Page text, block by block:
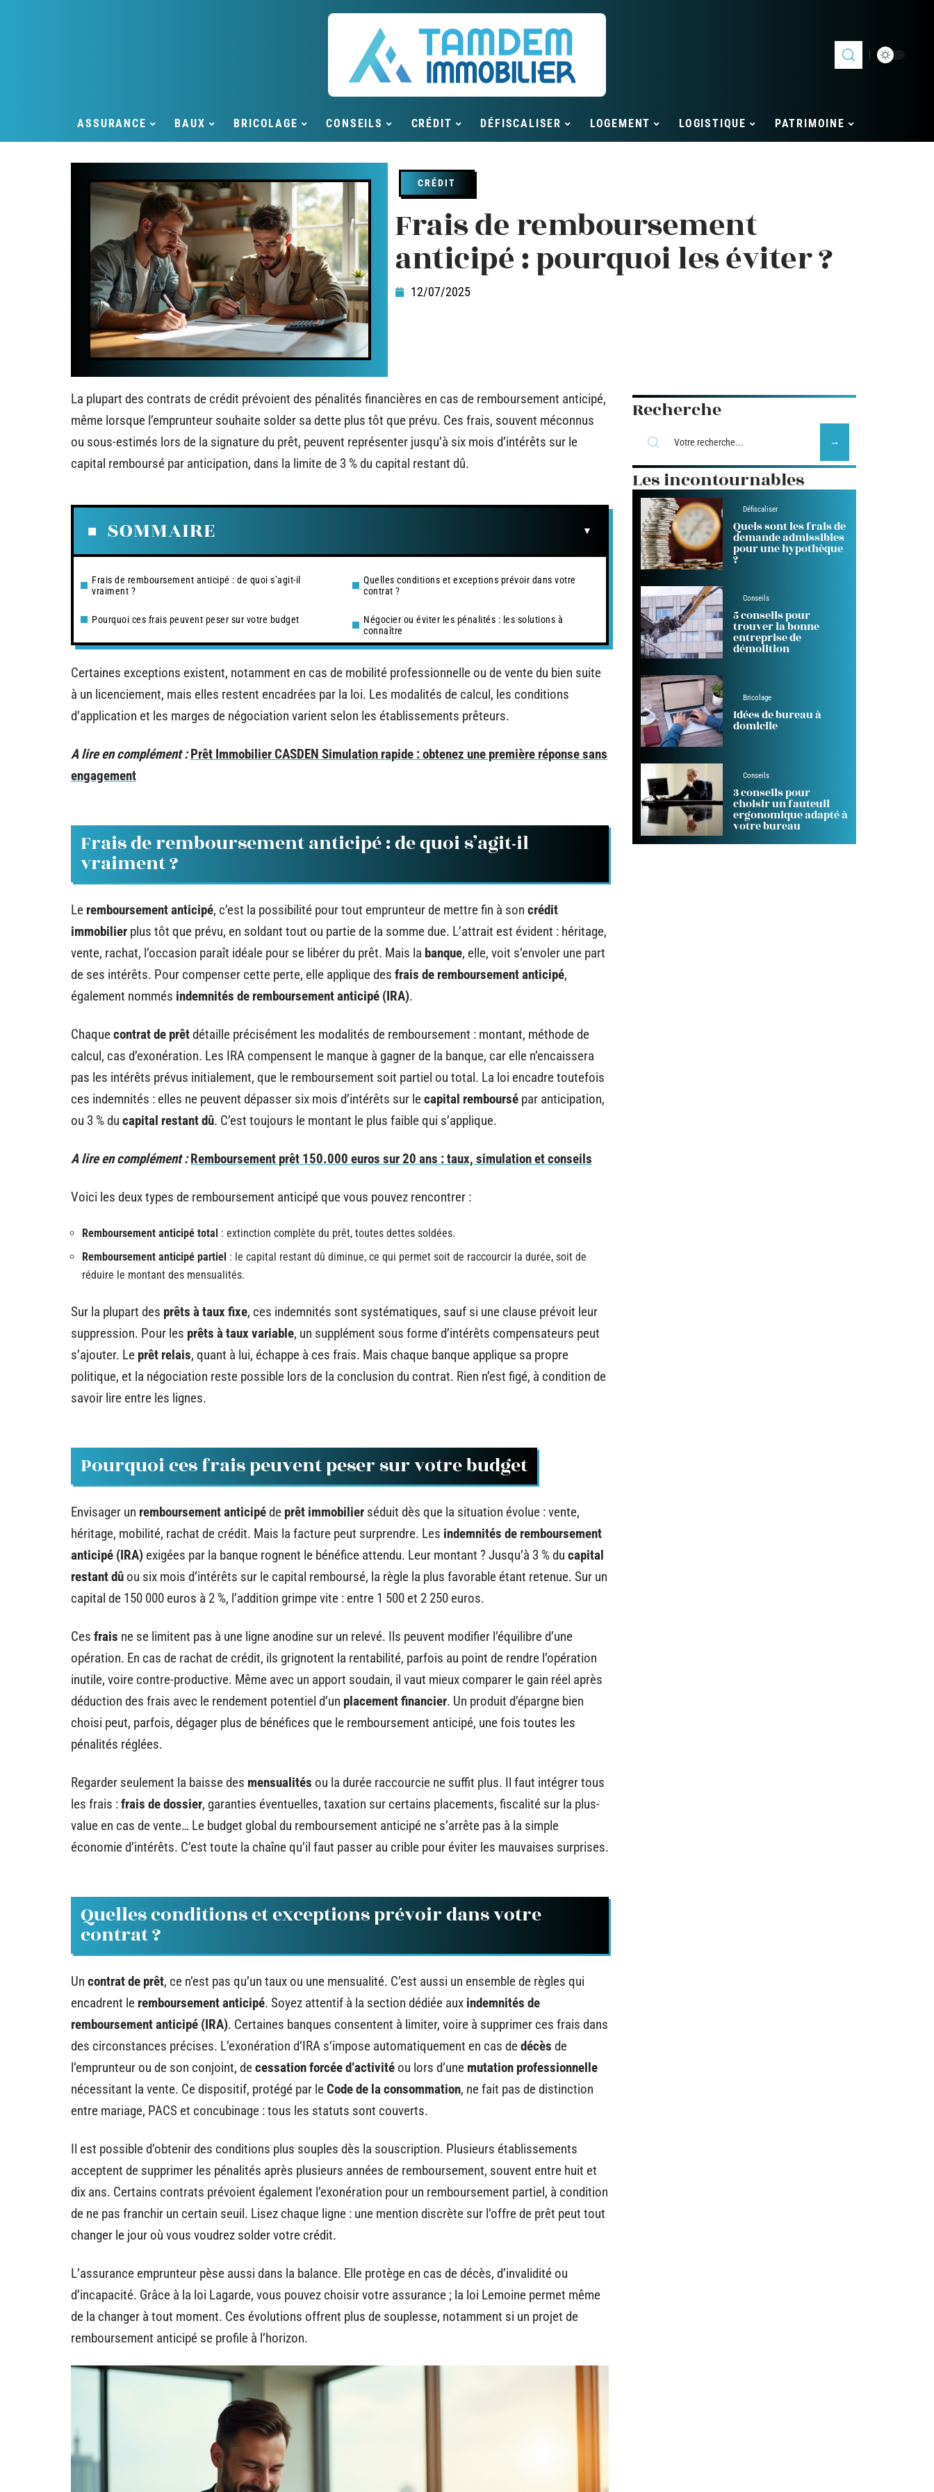
ASSURANCE BAUX BRICOLAGE CONSEILS CRÉDIT DÉFISCALISER LOGEMENT LOGISTIQUE PATRIMOINE
CRÉDIT
Frais de remboursement
anticipé : pourquoi les éviter ?
12/07/2025
La plupart des contrats de crédit prévoient des pénalités financières en cas de remboursement anticipé,
même lorsque l’emprunteur souhaite solder sa dette plus tôt que prévu. Ces frais, souvent méconnus
ou sous-estimés lors de la signature du prêt, peuvent représenter jusqu’à six mois d’intérêts sur le
capital remboursé par anticipation, dans la limite de 3 % du capital restant dû.
SOMMAIRE
Frais de remboursement anticipé : de quoi s’agit-il
vraiment ?
Pourquoi ces frais peuvent peser sur votre budget
Quelles conditions et exceptions prévoir dans votre
contrat ?
Négocier ou éviter les pénalités : les solutions à
connaître
Certaines exceptions existent, notamment en cas de mobilité professionnelle ou de vente du bien suite
à un licenciement, mais elles restent encadrées par la loi. Les modalités de calcul, les conditions
d’application et les marges de négociation varient selon les établissements prêteurs.
A lire en complément : Prêt Immobilier CASDEN Simulation rapide : obtenez une première réponse sans
engagement
Frais de remboursement anticipé : de quoi s’agit-il
vraiment ?
Le remboursement anticipé, c’est la possibilité pour tout emprunteur de mettre fin à son crédit
immobilier plus tôt que prévu, en soldant tout ou partie de la somme due. L’attrait est évident : héritage,
vente, rachat, l’occasion paraît idéale pour se libérer du prêt. Mais la banque, elle, voit s’envoler une part
de ses intérêts. Pour compenser cette perte, elle applique des frais de remboursement anticipé,
également nommés indemnités de remboursement anticipé (IRA).
Chaquecontrat de prêtdétaille précisément les modalités de remboursement : montant, méthode de
calcul, cas d’exonération. Les IRA compensent le manque à gagner de la banque, car elle n’encaissera
pas les intérêts prévus initialement, que le remboursement soit partiel ou total. La loi encadre toutefois
ces indemnités : elles ne peuvent dépasser six mois d’intérêts sur lecapital remboursé par anticipation,
ou 3 % du capital restant dû. C’est toujours le montant le plus faible qui s’applique.
A lire en complément : Remboursement prêt 150.000 euros sur 20 ans : taux, simulation et conseils
Voici les deux types de remboursement anticipé que vous pouvez rencontrer :
Remboursement anticipé total : extinction complète du prêt, toutes dettes soldées.
Remboursement anticipé partiel : le capital restant dû diminue, ce qui permet soit de raccourcir la durée, soit de
réduire le montant des mensualités.
Sur la plupart des prêts à taux fixe, ces indemnités sont systématiques, sauf si une clause prévoit leur
suppression. Pour les prêts à taux variable, un supplément sous forme d’intérêts compensateurs peut
s’ajouter. Le prêt relais, quant à lui, échappe à ces frais. Mais chaque banque applique sa propre
politique, et la négociation reste possible lors de la conclusion du contrat. Rien n’est figé, à condition de
savoir lire entre les lignes.
Pourquoi ces frais peuvent peser sur votre budget
Envisager un remboursement anticipéde prêt immobilier séduit dès que la situation évolue : vente,
héritage, mobilité, rachat de crédit. Mais la facture peut surprendre. Les indemnités de remboursement
anticipé (IRA) exigées par la banque rognent le bénéfice attendu. Leur montant ? Jusqu’à 3 % du capital
restant dû ou six mois d’intérêts sur le capital remboursé, la règle la plus favorable étant retenue. Sur un
capital de 150 000 euros à 2 %, l’addition grimpe vite : entre 1 500 et 2 250 euros.
Ces frais ne se limitent pas à une ligne anodine sur un relevé. Ils peuvent modifier l’équilibre d’une
opération. En cas de rachat de crédit, ils grignotent la rentabilité, parfois au point de rendre l’opération
inutile, voire contre-productive. Même avec un apport soudain, il vaut mieux comparer le gain réel après
déduction des frais avec le rendement potentiel d’un placement financier. Un produit d’épargne bien
choisi peut, parfois, dégager plus de bénéfices que le remboursement anticipé, une fois toutes les
pénalités réglées.
Regarder seulement la baisse des mensualités ou la durée raccourcie ne suffit plus. Il faut intégrer tous
les frais :frais de dossier, garanties éventuelles, taxation sur certains placements, fiscalité sur la plus-
value en cas de vente… Le budget global du remboursement anticipé ne s’arrête pas à la simple
économie d’intérêts. C’est toute la chaîne qu’il faut passer au crible pour éviter les mauvaises surprises.
Quelles conditions et exceptions prévoir dans votre
contrat ?
Un contrat de prêt, ce n’est pas qu’un taux ou une mensualité. C’est aussi un ensemble de règles qui
encadrent le remboursement anticipé. Soyez attentif à la section dédiée aux indemnités de
remboursement anticipé (IRA). Certaines banques consentent à limiter, voire à supprimer ces frais dans
des circonstances précises. L’exonération d’IRA s’impose automatiquement en cas dedécès de
l’emprunteur ou de son conjoint, decessation forcée d’activité ou lors d’une mutation professionnelle
nécessitant la vente. Ce dispositif, protégé par leCode de la consommation, ne fait pas de distinction
entre mariage, PACS et concubinage : tous les statuts sont couverts.
Il est possible d’obtenir des conditions plus souples dès la souscription. Plusieurs établissements
acceptent de supprimer les pénalités après plusieurs années de remboursement, souvent entre huit et
dix ans. Certains contrats prévoient également l’exonération pour un remboursement partiel, à condition
de ne pas franchir un certain seuil. Lisez chaque ligne : une mention discrète sur l’offre de prêt peut tout
changer le jour où vous voudrez solder votre crédit.
L’assurance emprunteur pèse aussi dans la balance. Elle protège en cas de décès, d’invalidité ou
d’incapacité. Grâce à la loi Lagarde, vous pouvez choisir votre assurance ; la loi Lemoine permet même
de la changer à tout moment. Ces évolutions offrent plus de souplesse, notamment si un projet de
remboursement anticipé se profile à l’horizon.
Recherche
Les incontournables
Défiscaliser
Quels sont les frais de
demande admissibles
pour une hypothèque
?
Conseils
5 conseils pour
trouver la bonne
entreprise de
démolition
Bricolage
Idées de bureau à
domicile
Conseils
3 conseils pour
choisir un fauteuil
ergonomique adapté à
votre bureau